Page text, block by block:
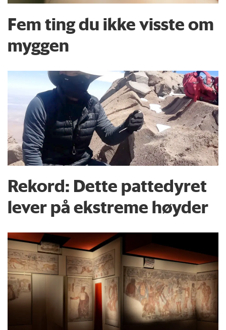
Fem ting du ikke visste om
myggen
Rekord: Dette pattedyret
lever på ekstreme høyder